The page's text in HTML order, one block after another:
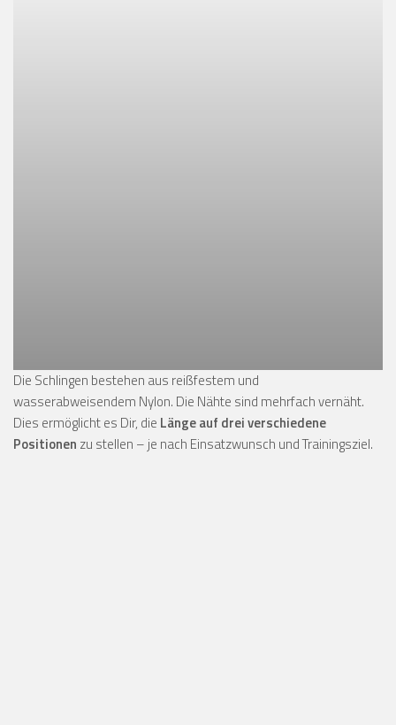
Die Schlingen bestehen aus reißfestem und
wasserabweisendem Nylon. Die Nähte sind mehrfach vernäht.
Dies ermöglicht es Dir, die Länge auf drei verschiedene
Positionen zu stellen – je nach Einsatzwunsch und Trainingsziel.